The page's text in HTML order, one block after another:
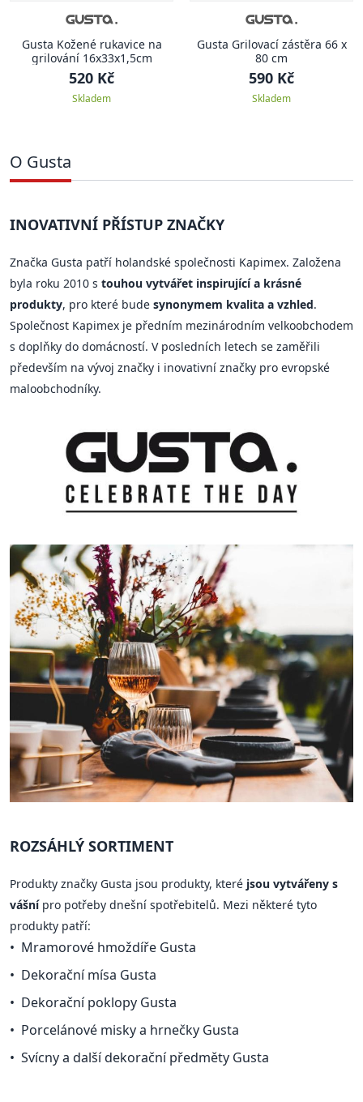
Gusta Kožené rukavice na
grilování 16x33x1,5cm
520 Kč
Skladem
Gusta Grilovací zástěra 66 x
80 cm
590 Kč
Skladem
O Gusta
INOVATIVNÍ PŘÍSTUP ZNAČKY
Značka Gusta patří holandské společnosti Kapimex. Založena
byla roku 2010 s touhou vytvářet inspirující a krásné
produkty, pro které bude synonymem kvalita a vzhled.
Společnost Kapimex je předním mezinárodním velkoobchodem
s doplňky do domácností. V posledních letech se zaměřili
především na vývoj značky i inovativní značky pro evropské
maloobchodníky.
ROZSÁHLÝ SORTIMENT
Produkty značky Gusta jsou produkty, které jsou vytvářeny s
vášnípro potřeby dnešní spotřebitelů. Mezi některé tyto
produkty patří:
Mramorové hmoždíře Gusta
Dekorační mísa Gusta
Dekorační poklopy Gusta
Porcelánové misky a hrnečky Gusta
Svícny a další dekorační předměty Gusta